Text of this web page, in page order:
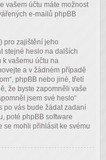
vašem účtu máte možnost
e-mailů phpBB
pro zajištění jeho
stejné heslo na dalších
k vašemu účtu na
a v žádném případě
phpBB nebo jiné, třetí
že byste zapomněli vaše
jsem své heslo“
po vás bude žádat zadaní
poté phpBB software
se mohli přihlásit ke svému